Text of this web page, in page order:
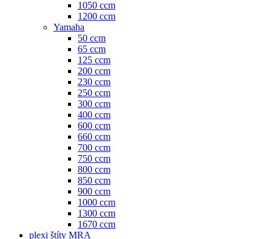
1050 ccm
1200 ccm
Yamaha
50 ccm
65 ccm
125 ccm
200 ccm
230 ccm
250 ccm
300 ccm
400 ccm
600 ccm
660 ccm
700 ccm
750 ccm
800 ccm
850 ccm
900 ccm
1000 ccm
1300 ccm
1670 ccm
plexi štíty MRA